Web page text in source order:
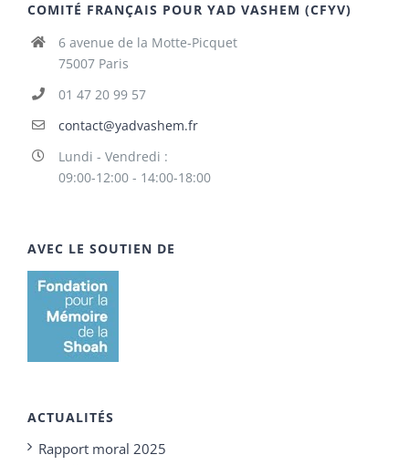
COMITÉ FRANÇAIS POUR YAD VASHEM (CFYV)
6 avenue de la Motte-Picquet
75007 Paris
01 47 20 99 57
contact@yadvashem.fr
Lundi - Vendredi :
09:00-12:00 - 14:00-18:00
AVEC LE SOUTIEN DE
ACTUALITÉS
Rapport moral 2025